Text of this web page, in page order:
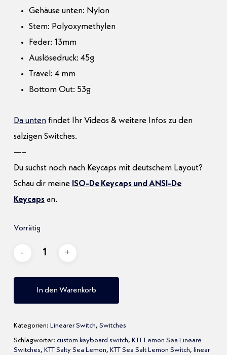
Gehäuse unten: Nylon
Stem: Polyoxymethylen
Feder: 13mm
Auslösedruck: 45g
Travel: 4 mm
Bottom Out: 53g
Da untenfindet Ihr Videos & weitere Infos zu den
salzigen Switches.
—–
Du suchst noch nach Keycaps mit deutschem Layout?
Schau dir meine ISO-De Keycaps und ANSI-De
Keycapsan.
Vorrätig
In den Warenkorb
Kategorien: Linearer Switch, Switches
Schlagwörter: custom keyboard switch, KTT Lemon Sea Lineare
Switches, KTT Salty Sea Lemon, KTT Sea Salt Lemon Switch, linear